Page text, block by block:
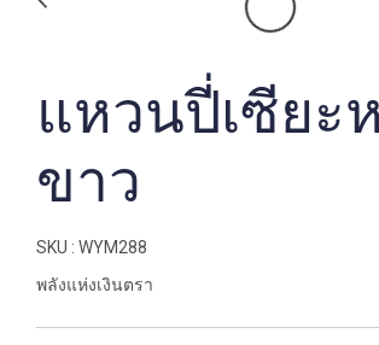
แหวนปี่เซียะ
ขาว
SKU : WYM288
พลังแห่งเงินตรา